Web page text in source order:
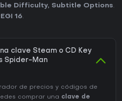
Difficulty, Subtitle Options.
16.
clave Steam o CD Key
Spider-Man
de precios y códigos de
comprar una clave de